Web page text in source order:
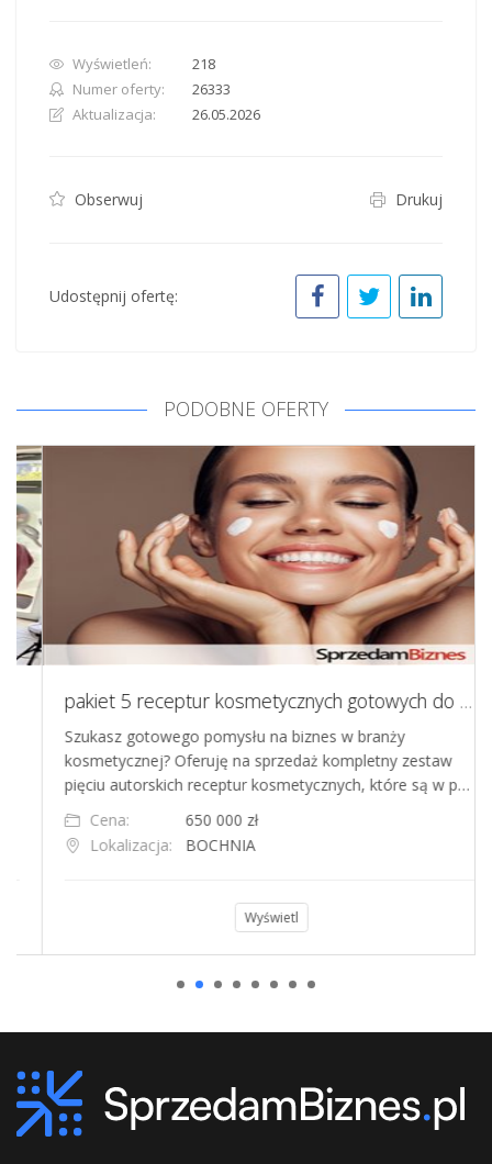
Wyświetleń:
218
Numer oferty:
26333
Aktualizacja:
26.05.2026
Obserwuj Drukuj
Udostępnij ofertę:
PODOBNE OFERTY
pakiet 5 receptur kosmetycznych gotowych do produkcji - idealne do sieci
Szukasz gotowego pomysłu na biznes w branży
kosmetycznej? Oferuję na sprzedaż kompletny zestaw
pięciu autorskich receptur kosmetycznych, które są w p…
Cena:
650 000 zł
Lokalizacja:
BOCHNIA
Wyświetl